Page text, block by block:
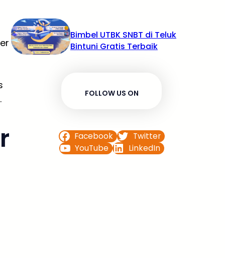
Bimbel UTBK SNBT di Teluk
Bintuni Gratis Terbaik
FOLLOW US ON
Facebook
Twitter
YouTube
LinkedIn